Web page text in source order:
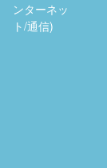
ンターネッ
ト/通信)